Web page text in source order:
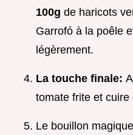
100g de haricots
Garrofó à la poêle
légèrement.
La touche finale:
tomate frite et
Le bouillon